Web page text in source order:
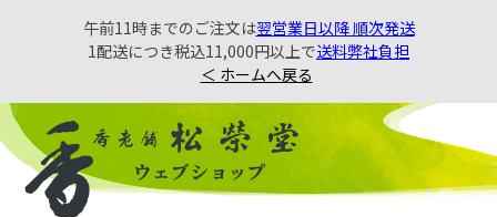
午前11時までのご注文は翌営業日以降 順次発送
1配送につき税込11,000円以上で送料弊社負担
＜ ホームへ戻る